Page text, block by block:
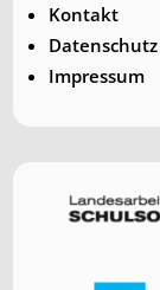
Kontakt
Datenschutz
Impressum